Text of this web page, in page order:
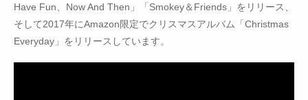
Have Fun、Now And Then」「Smokey＆Friends」をリリース、
そして2017年にAmazon限定でクリスマスアルバム「Christmas
Everyday」をリリースしています。